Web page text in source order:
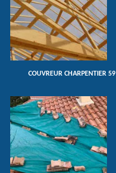
COUVREUR CHARPENTIER 59